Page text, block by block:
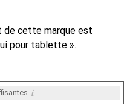
de cette marque est
pour tablette ».
i